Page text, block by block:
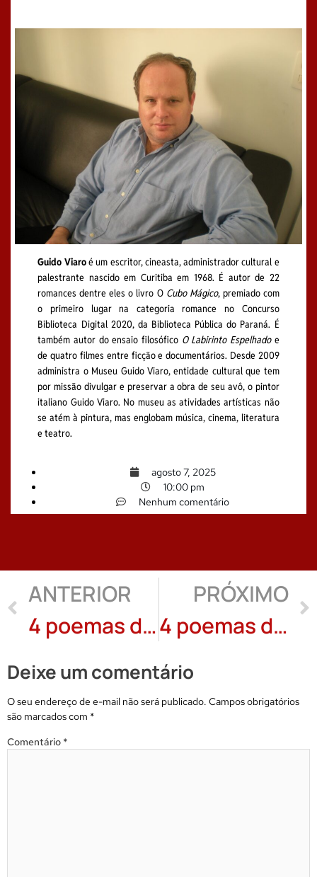
Guido Viaroé um escritor, cineasta, administrador cultural e
palestrante nascido em Curitiba em 1968. É autor de 22
romances dentre eles o livro O Cubo Mágico, premiado com
o primeiro lugar na categoria romance no Concurso
Biblioteca Digital 2020, da Biblioteca Pública do Paraná. É
também autor do ensaio filosófico O Labirinto Espelhadoe
de quatro filmes entre ficção e documentários. Desde 2009
administra o Museu Guido Viaro, entidade cultural que tem
por missão divulgar e preservar a obra de seu avô, o pintor
italiano Guido Viaro. No museu as atividades artísticas não
se atém à pintura, mas englobam música, cinema, literatura
e teatro.
agosto 7, 2025
10:00 pm
Nenhum comentário
ANTERIOR
4 poemas de Gustavo Adriano
PRÓXIMO
4 poemas de Jandira Zanchi
Deixe um comentário
O seu endereço de e-mail não será publicado. Campos obrigatórios
são marcados com *
Comentário *